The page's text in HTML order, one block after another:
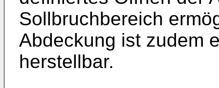
Sollbruchbereich
Abdeckung ist zudem
herstellbar.